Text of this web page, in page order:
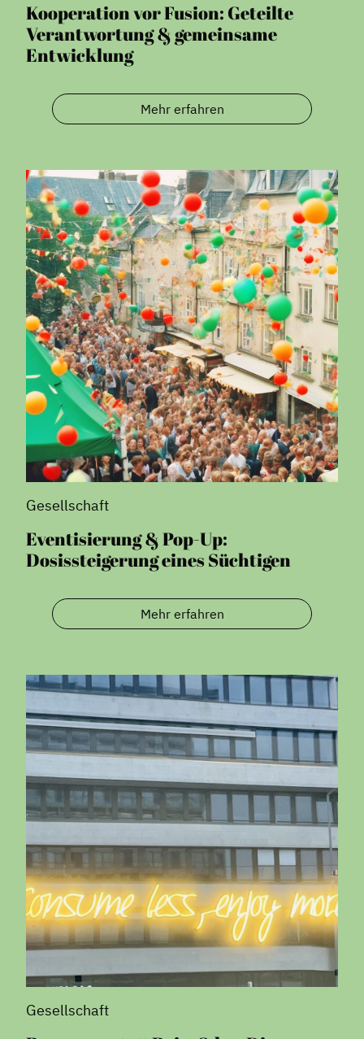
Kooperation vor Fusion: Geteilte
Verantwortung & gemeinsame
Entwicklung
Mehr erfahren
Gesellschaft
Eventisierung & Pop-Up:
Dosissteigerung eines Süchtigen
Mehr erfahren
Gesellschaft